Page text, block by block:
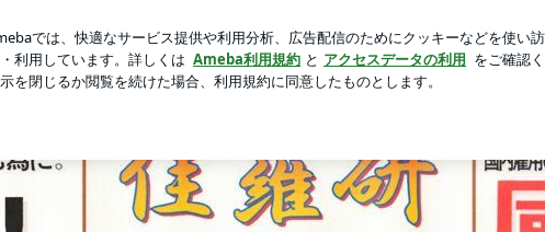
翌)朝に。 | 佳羅研（からけん）への招待
美味しすぎたお茶のお酒